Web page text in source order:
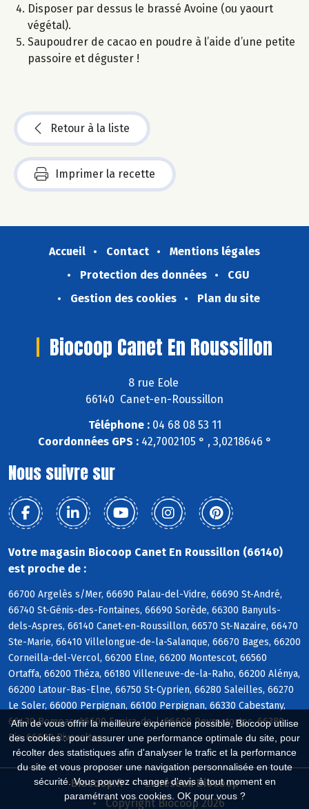
Afin de vous offrir la meilleure expérience possible, Biocoop utilise
des cookies : pour assurer une performance optimale du site, pour
récolter des statistiques afin d'analyser le trafic et la performance
du site et vous proposer une navigation personnalisée en toute
sécurité. Vous pouvez changer d'avis à tout moment en
paramétrant vos cookies. OK pour vous ?
Disposer par dessus le brassé Avoine (ou yaourt
végétal).
Saupoudrer de cacao en poudre à l’aide d’une petite
passoire et déguster !
Retour à la liste
Imprimer la recette
Accueil Contact
Mentions légales
Protection des données
CGU
Gestion des cookies
Plan du site
Biocoop Canet En Roussillon
8 rue Eole
66140 Canet-en-Roussillon
Téléphone :04 68 08 53 11
Coordonnées GPS :42,7002105 ° , 3,0218646 °
Nous suivre sur
Votre magasin Biocoop Canet En Roussillon (66140)
est proche de :
66700 Argelès s/Mer, 66690 Palau-del-Vidre, 66690 St-André,
66740 St-Génis-des-Fontaines, 66690 Sorède, 66300 Banyuls-
dels-Aspres, 66140 Canet-en-Roussillon, 66570 St-Nazaire, 66470
Ste-Marie, 66410 Villelongue-de-la-Salanque, 66670 Bages, 66200
Corneilla-del-Vercol, 66200 Elne, 66200 Montescot, 66560
Ortaffa, 66200 Théza, 66180 Villeneuve-de-la-Raho, 66200 Alénya,
66200 Latour-Bas-Elne, 66750 St-Cyprien, 66280 Saleilles, 66270
Le Soler, 66000 Perpignan, 66100 Perpignan, 66330 Cabestany,
66430 Bompas, 66600 Espira-de-l, 66600 Peyrestortes, 66380
Pia, 66600 Rivesaltes
Biocoop.fr
Le réseau Biocoop
Copyright Biocoop 2026